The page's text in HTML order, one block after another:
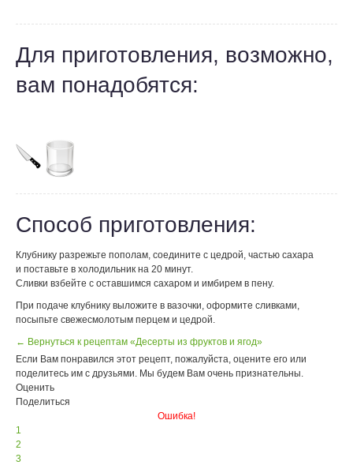
Для приготовления, возможно,
вам понадобятся:
Способ приготовления:
Клубнику разрежьте пополам, соедините с цедрой, частью сахара
и поставьте в холодильник на 20 минут.
Сливки взбейте с оставшимся сахаром и имбирем в пену.
При подаче клубнику выложите в вазочки, оформите сливками,
посыпьте свежесмолотым перцем и цедрой.
← Вернуться к рецептам «Десерты из фруктов и ягод»
Если Вам понравился этот рецепт, пожалуйста, оцените его или
поделитесь им с друзьями. Мы будем Вам очень признательны.
Оценить
Поделиться
Ошибка!
1
2
3